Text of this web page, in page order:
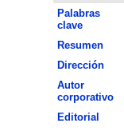
Palabras
clave
Resumen
Dirección
Autor
corporativo
Editorial